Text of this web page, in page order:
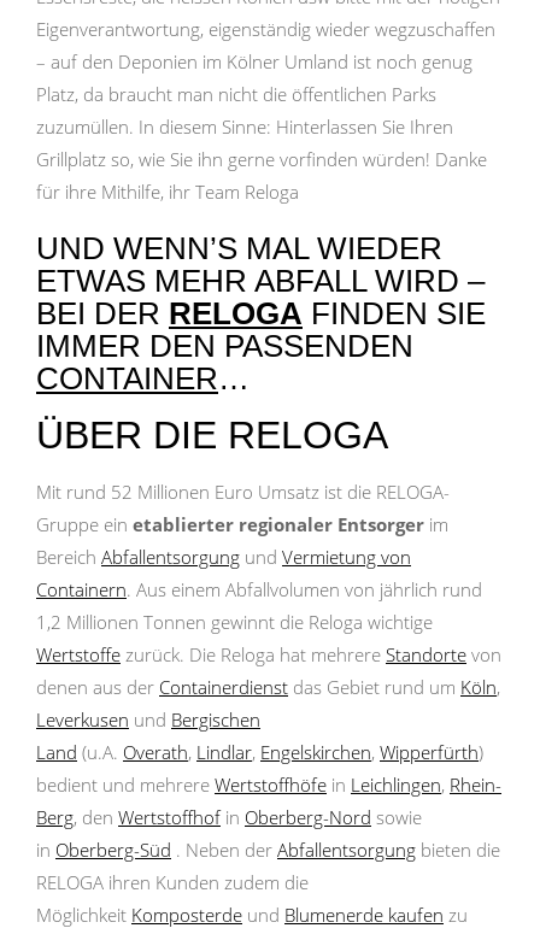
Eigenverantwortung, eigenständig wieder wegzuschaffen
– auf den Deponien im Kölner Umland ist noch genug
Platz, da braucht man nicht die öffentlichen Parks
zuzumüllen. In diesem Sinne: Hinterlassen Sie Ihren
Grillplatz so, wie Sie ihn gerne vorfinden würden! Danke
für ihre Mithilfe, ihr Team Reloga
UND WENN’S MAL WIEDER
ETWAS MEHR ABFALL WIRD –
BEI DER RELOGA FINDEN SIE
IMMER DEN PASSENDEN
CONTAINER…
ÜBER DIE RELOGA
Mit rund 52 Millionen Euro Umsatz ist die RELOGA-
Gruppe ein etablierter regionaler Entsorger im
Bereich Abfallentsorgung und Vermietung von
Containern. Aus einem Abfallvolumen von jährlich rund
1,2 Millionen Tonnen gewinnt die Reloga wichtige
Wertstoffe zurück. Die Reloga hat mehrere Standorte von
denen aus der Containerdienst das Gebiet rund um Köln,
Leverkusen und Bergischen
Land (u.A. Overath, Lindlar, Engelskirchen, Wipperfürth)
bedient und mehrere Wertstoffhöfe in Leichlingen, Rhein-
Berg, den Wertstoffhofin Oberberg-Nord sowie
in Oberberg-Süd . Neben der Abfallentsorgung bieten die
RELOGA ihren Kunden zudem die
Möglichkeit Komposterde und Blumenerde kaufen zu